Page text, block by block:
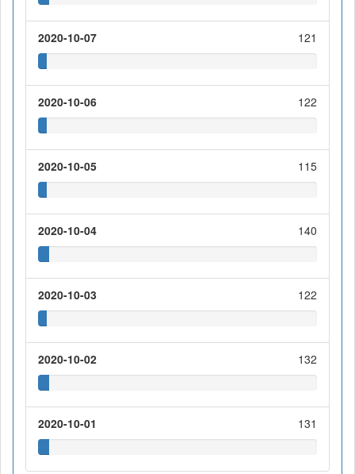
2020-10-07 121
2020-10-06 122
2020-10-05 115
2020-10-04 140
2020-10-03 122
2020-10-02 132
2020-10-01 131